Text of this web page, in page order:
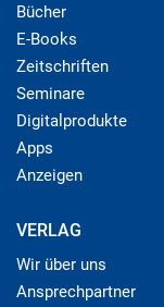
Bücher
E-Books
Zeitschriften
Seminare
Digitalprodukte
Apps
Anzeigen
VERLAG
Wir über uns
Ansprechpartner